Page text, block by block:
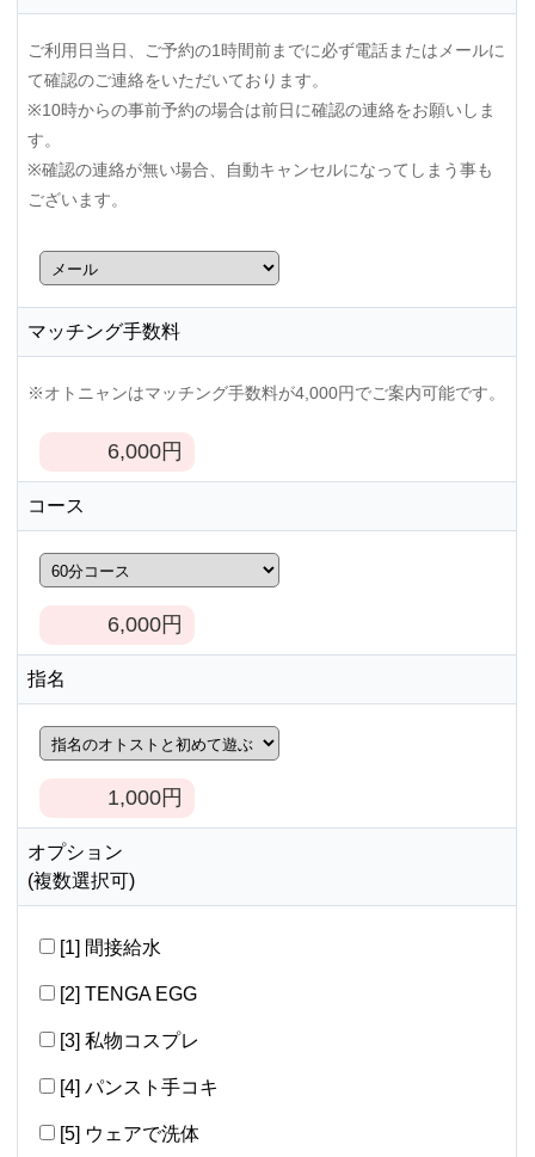
ご利用日当日、ご予約の1時間前までに必ず電話またはメールに
て確認のご連絡をいただいております。
※10時からの事前予約の場合は前日に確認の連絡をお願いしま
す。
※確認の連絡が無い場合、自動キャンセルになってしまう事も
ございます。
マッチング手数料
※オトニャンはマッチング手数料が4,000円でご案内可能です。
6,000円
コース
6,000円
指名
1,000円
オプション
(複数選択可)
[1] 間接給水
[2] TENGA EGG
[3] 私物コスプレ
[4] パンスト手コキ
[5] ウェアで洗体